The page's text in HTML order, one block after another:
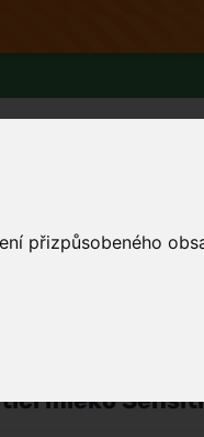
přizpůsobeného
Domácnost
mléko